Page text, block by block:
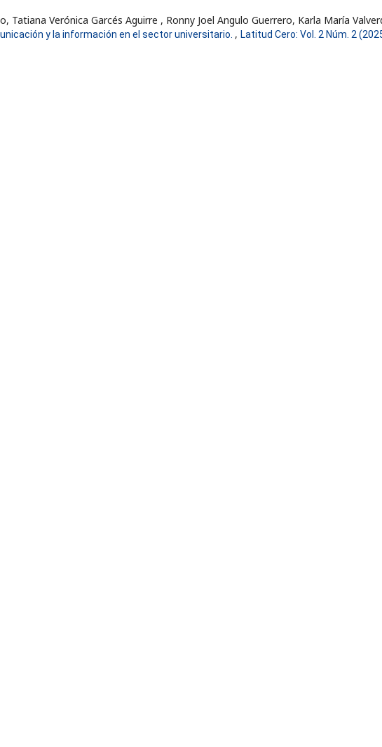
Tatiana Verónica Garcés Aguirre , Ronny Joel Angulo Guerrero, Karla María
y la información en el sector universitario. , Latitud Cero: Vol. 2 Núm. 2